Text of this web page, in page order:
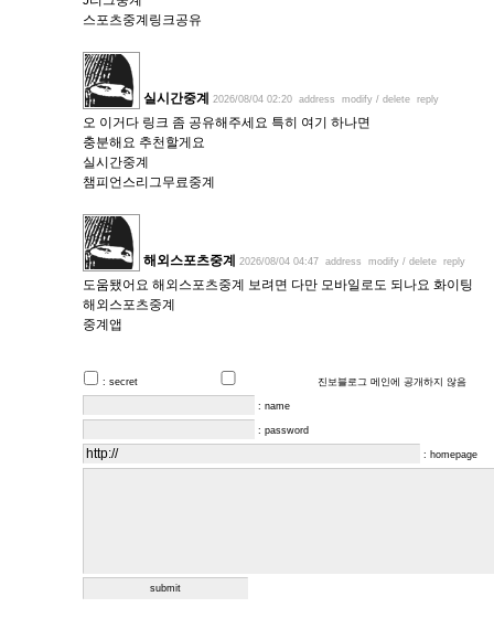
스포츠중계링크공유
실시간중계 2026/08/04 02:20 address modify / delete reply
오 이거다 링크 좀 공유해주세요 특히 여기 하나면
충분해요 추천할게요
실시간중계
챔피언스리그무료중계
해외스포츠중계 2026/08/04 04:47 address modify / delete reply
도움됐어요 해외스포츠중계 보려면 다만 모바일로도 되나요 화이팅
해외스포츠중계
중계앱
: secret 진보블로그 메인에 공개하지 않음
: name
: password
: homepage